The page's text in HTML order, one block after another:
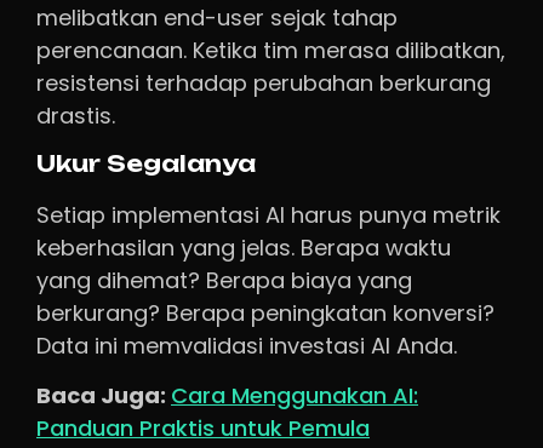
melibatkan end-user sejak tahap
perencanaan. Ketika tim merasa dilibatkan,
resistensi terhadap perubahan berkurang
drastis.
Ukur Segalanya
Setiap implementasi AI harus punya metrik
keberhasilan yang jelas. Berapa waktu
yang dihemat? Berapa biaya yang
berkurang? Berapa peningkatan konversi?
Data ini memvalidasi investasi AI Anda.
Baca Juga: Cara Menggunakan AI:
Panduan Praktis untuk Pemula